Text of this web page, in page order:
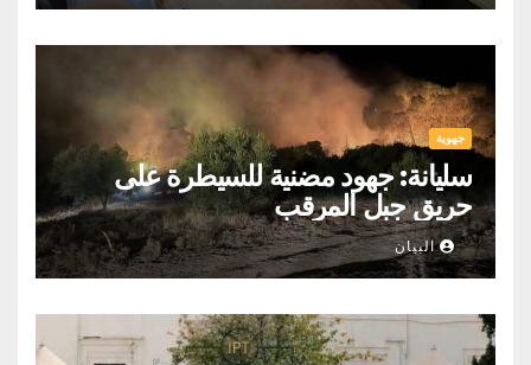
جهوية
سليانة: جهود مضنية للسيطرة على
حريق جبل المرقب
البيان